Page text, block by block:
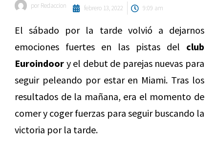
por Redaccion febrero 13, 2022 9:09 am
El sábado por la tarde volvió a dejarnos
emociones fuertes en las pistas del club
Euroindoor y el debut de parejas nuevas para
seguir peleando por estar en Miami. Tras los
resultados de la mañana, era el momento de
comer y coger fuerzas para seguir buscando la
victoria por la tarde.